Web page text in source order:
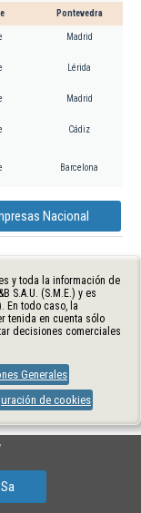
Pontevedra
Madrid
Lérida
Madrid
Cádiz
Barcelona
Nacional
y toda la información de
S.A.U. (S.M.E.) y es
En todo caso, la
tenida en cuenta sólo
decisiones comerciales
Generales
de cookies